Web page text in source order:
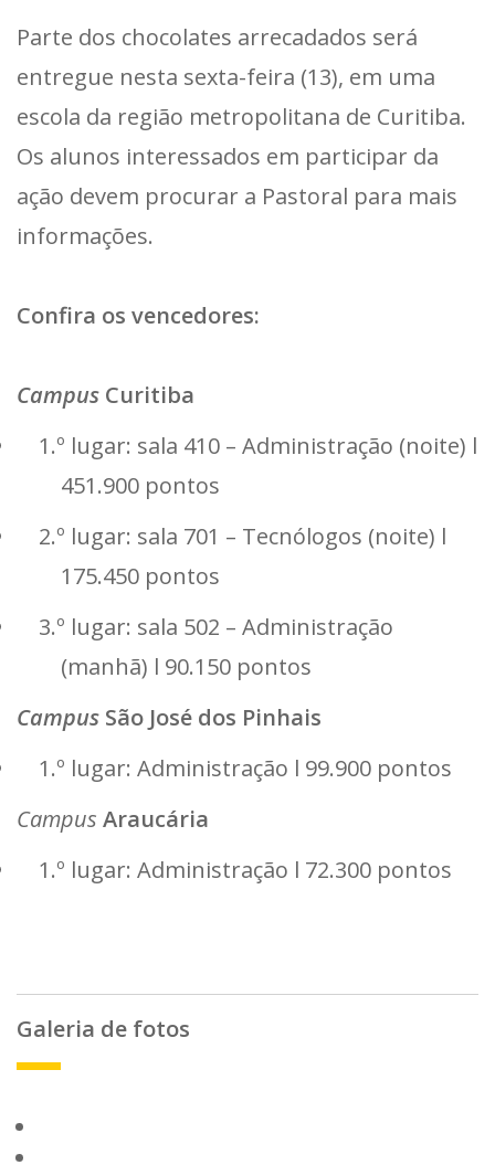
Parte dos chocolates arrecadados será
entregue nesta sexta-feira (13), em uma
escola da região metropolitana de Curitiba.
Os alunos interessados em participar da
ação devem procurar a Pastoral para mais
informações.
Confira os vencedores:
Campus Curitiba
1.º lugar: sala 410 – Administração (noite) l
451.900 pontos
2.º lugar: sala 701 – Tecnólogos (noite) l
175.450 pontos
3.º lugar: sala 502 – Administração
(manhã) l 90.150 pontos
Campus São José dos Pinhais
1.º lugar: Administração l 99.900 pontos
Campus Araucária
1.º lugar: Administração l 72.300 pontos
Galeria de fotos